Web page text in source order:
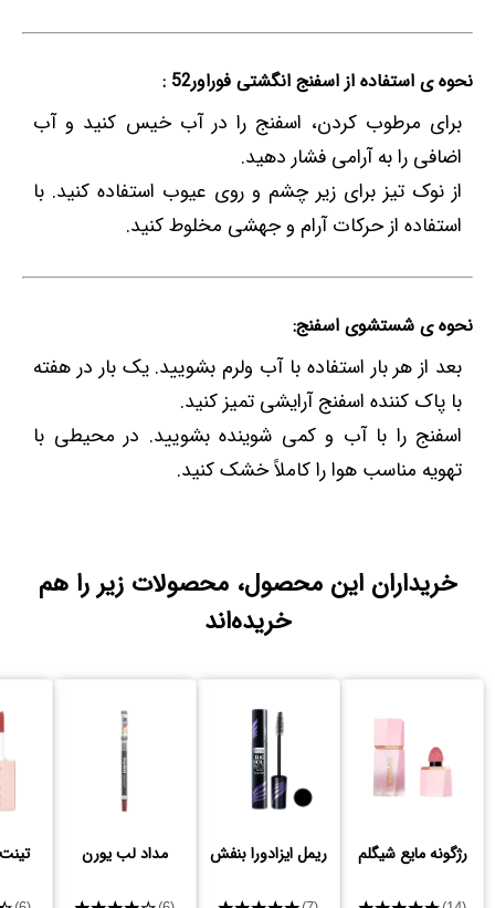
نحوه ی استفاده از اسفنج انگشتی فوراور52 :
برای مرطوب کردن، اسفنج را در آب خیس کنید و آب
اضافی را به آرامی فشار دهید.
از نوک تیز برای زیر چشم و روی عیوب استفاده کنید. با
استفاده از حرکات آرام و جهشی مخلوط کنید.
نحوه ی شستشوی اسفنج:
بعد از هر بار استفاده با آب ولرم بشویید. یک بار در هفته
با پاک کننده اسفنج آرایشی تمیز کنید.
اسفنج را با آب و کمی شوینده بشویید. در محیطی با
تهویه مناسب هوا را کاملاً خشک کنید.
خریداران این محصول، محصولات زیر را هم
خریده‌اند
رژگونه مایع شیگلم ریمل ایزادورا بنفش مداد لب یورن